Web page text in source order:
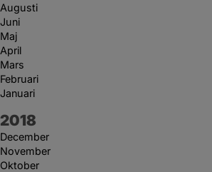
Augusti
Juni
Maj
April
Mars
Februari
Januari
År:
2018
December
November
Oktober